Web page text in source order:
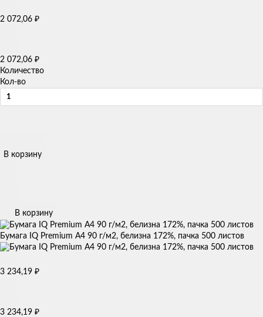
2 072,06 ₽
2 072,06 ₽
Количество
Кол-во
В корзину
В корзину
Бумага IQ Premium А4 90 г/м2, белизна 172%, пачка 500 листов
3 234,19 ₽
3 234,19 ₽